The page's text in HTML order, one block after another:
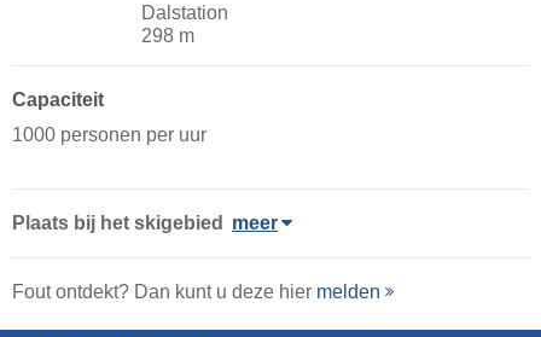
Dalstation
298 m
Capaciteit
1000 personen per uur
Plaats bij het skigebied meer
Fout ontdekt? Dan kunt u deze hier melden